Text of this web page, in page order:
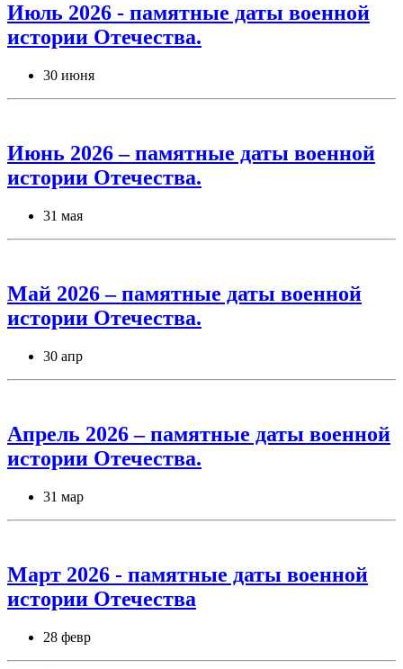
Июль 2026 - памятные даты военной
истории Отечества.
30 июня
Июнь 2026 – памятные даты военной
истории Отечества.
31 мая
Май 2026 – памятные даты военной
истории Отечества.
30 апр
Апрель 2026 – памятные даты военной
истории Отечества.
31 мар
Март 2026 - памятные даты военной
истории Отечества
28 февр